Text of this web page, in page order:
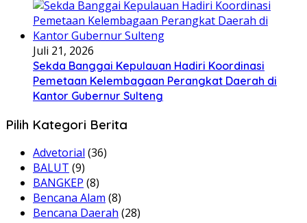
Juli 21, 2026
Sekda Banggai Kepulauan Hadiri Koordinasi
Pemetaan Kelembagaan Perangkat Daerah di
Kantor Gubernur Sulteng
Pilih Kategori Berita
Advetorial (36)
BALUT (9)
BANGKEP (8)
Bencana Alam (8)
Bencana Daerah (28)